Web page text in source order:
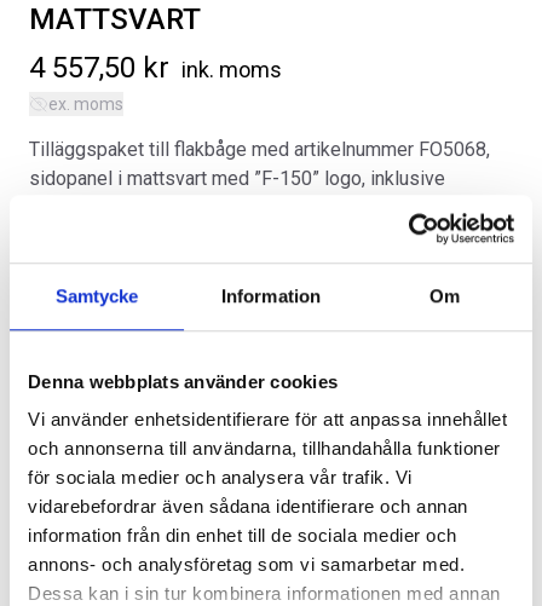
Samtycke Information Om
Denna webbplats använder cookies
Vi använder enhetsidentifierare för att anpassa innehållet
och annonserna till användarna, tillhandahålla funktioner
för sociala medier och analysera vår trafik. Vi
vidarebefordrar även sådana identifierare och annan
information från din enhet till de sociala medier och
annons- och analysföretag som vi samarbetar med.
Dessa kan i sin tur kombinera informationen med annan
SVARTA RAM EMBLEM I
FRAMDÖRRAR
808kr
Välj alternativ
RA0146
1 960kr
ORIGINAL GUMMIMATTOR
FRAM OCH BAK CREWCAB I 14-
RAMBOX RAMSEAL
MATTSVART
4 557,50 kr ink. moms
ex. moms
Tilläggspaket till flakbåge med artikelnummer FO5068,
sidopanel i mattsvart med ”F-150” logo, inklusive
Alternativ
Lägg i varukorg